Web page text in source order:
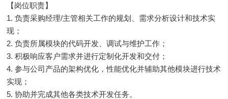
【岗位职责】
1. 负责采购经理/主管相关工作的规划、需求分析设计和技术实
现；
2. 负责所属模块的代码开发、调试与维护工作；
3. 积极响应客户需求并进行定制化开发和交付；
4. 参与公司产品的架构优化，性能优化并辅助其他模块进行技术
实现；
5. 协助并完成其他各类技术开发任务。